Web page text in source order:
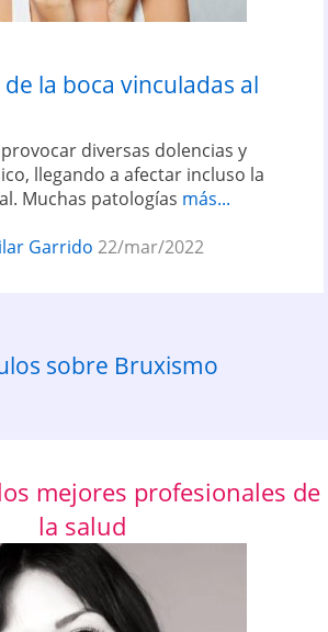
la boca vinculadas al
diversas dolencias y
llegando a afectar incluso la
Muchas patologías más...
Garrido 22/mar/2022
sobre Bruxismo
mejores profesionales de
la salud